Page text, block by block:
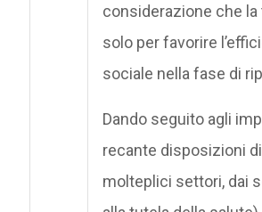
considerazione che
solo per favorire
sociale nella fase di
Dando seguito agli
recante disposizioni
molteplici settori, dai